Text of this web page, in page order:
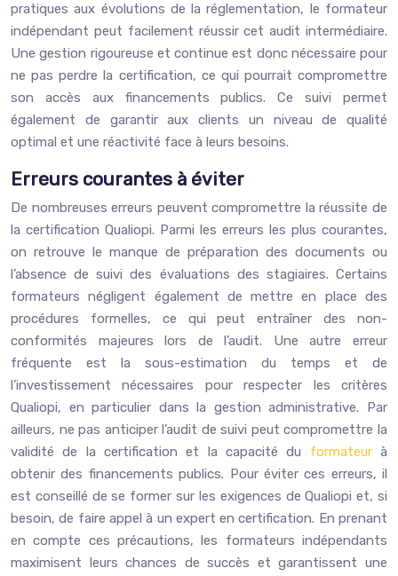
pratiques aux évolutions de la réglementation, le formateur
indépendant peut facilement réussir cet audit intermédiaire.
Une gestion rigoureuse et continue est donc nécessaire pour
ne pas perdre la certification, ce qui pourrait compromettre
son accès aux financements publics. Ce suivi permet
également de garantir aux clients un niveau de qualité
optimal et une réactivité face à leurs besoins.
Erreurs courantes à éviter
De nombreuses erreurs peuvent compromettre la réussite de
la certification Qualiopi. Parmi les erreurs les plus courantes,
on retrouve le manque de préparation des documents ou
l’absence de suivi des évaluations des stagiaires. Certains
formateurs négligent également de mettre en place des
procédures formelles, ce qui peut entraîner des non-
conformités majeures lors de l’audit. Une autre erreur
fréquente est la sous-estimation du temps et de
l’investissement nécessaires pour respecter les critères
Qualiopi, en particulier dans la gestion administrative. Par
ailleurs, ne pas anticiper l’audit de suivi peut compromettre la
validité de la certification et la capacité du formateurà
obtenir des financements publics. Pour éviter ces erreurs, il
est conseillé de se former sur les exigences de Qualiopi et, si
besoin, de faire appel à un expert en certification. En prenant
en compte ces précautions, les formateurs indépendants
maximisent leurs chances de succès et garantissent une